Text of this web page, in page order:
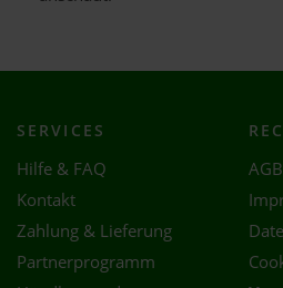
SERVICES
Hilfe & FAQ
Kontakt
Zahlung & Lieferung
Partnerprogramm
AGB